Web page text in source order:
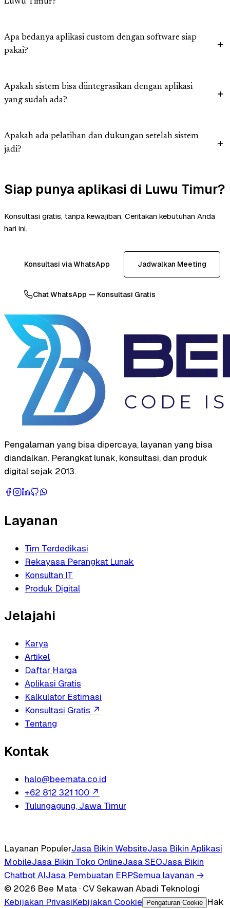
Luwu Timur?
Apa bedanya aplikasi custom dengan software siap
pakai?
Apakah sistem bisa diintegrasikan dengan aplikasi
yang sudah ada?
Apakah ada pelatihan dan dukungan setelah sistem
jadi?
Siap punya aplikasi di Luwu Timur?
Konsultasi gratis, tanpa kewajiban. Ceritakan kebutuhan Anda
hari ini.
Konsultasi via WhatsApp Jadwalkan Meeting
Chat WhatsApp — Konsultasi Gratis
Pengalaman yang bisa dipercaya, layanan yang bisa
diandalkan. Perangkat lunak, konsultasi, dan produk
digital sejak 2013.
Layanan
Tim Terdedikasi
Rekayasa Perangkat Lunak
Konsultan IT
Produk Digital
Jelajahi
Karya
Artikel
Daftar Harga
Aplikasi Gratis
Kalkulator Estimasi
Konsultasi Gratis ↗
Tentang
Kontak
halo@beemata.co.id
+62 812 321 100 ↗
Tulungagung, Jawa Timur
Layanan PopulerJasa Bikin WebsiteJasa Bikin Aplikasi
MobileJasa Bikin Toko OnlineJasa SEOJasa Bikin
Chatbot AIJasa Pembuatan ERPSemua layanan →
© 2026 Bee Mata · CV Sekawan Abadi Teknologi
Kebijakan PrivasiKebijakan Cookie Pengaturan Cookie
Hak